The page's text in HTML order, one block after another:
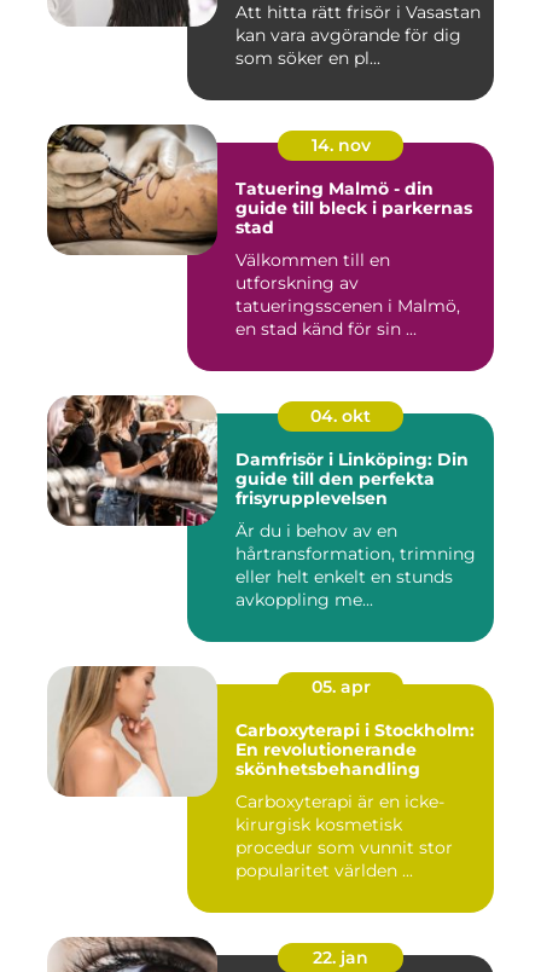
Att hitta rätt frisör i Vasastan
kan vara avgörande för dig
som söker en pl...
14. nov
Tatuering Malmö - din
guide till bleck i parkernas
stad
Välkommen till en
utforskning av
tatueringsscenen i Malmö,
en stad känd för sin ...
04. okt
Damfrisör i Linköping: Din
guide till den perfekta
frisyrupplevelsen
Är du i behov av en
hårtransformation, trimning
eller helt enkelt en stunds
avkoppling me...
05. apr
Carboxyterapi i Stockholm:
En revolutionerande
skönhetsbehandling
Carboxyterapi är en icke-
kirurgisk kosmetisk
procedur som vunnit stor
popularitet världen ...
22. jan